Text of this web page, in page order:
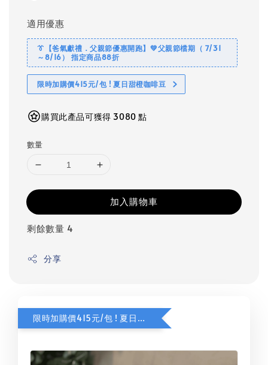
適用優惠
👔【爸氣獻禮．父親節優惠開跑】💚父親節檔期（ 7/31
～8/16） 指定商品88折
限時加購價415元/包 ! 夏日甜橙咖啡豆
購買此產品可獲得 3080 點
數量
加入購物車
剩餘數量 4
分享
限時加購價415元/包 ! 夏日甜橙咖啡豆